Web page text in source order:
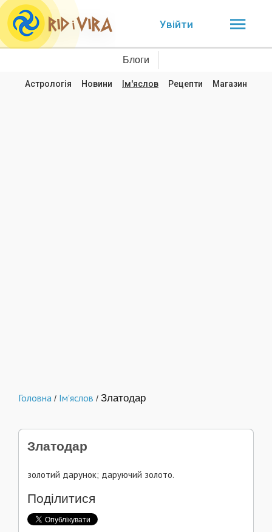
Увійти
Блоги
Астрологія Новини Ім'яслов Рецепти Магазин
Головна / Ім'яслов / Златодар
Златодар
золотий дарунок; даруючий золото.
Поділитися